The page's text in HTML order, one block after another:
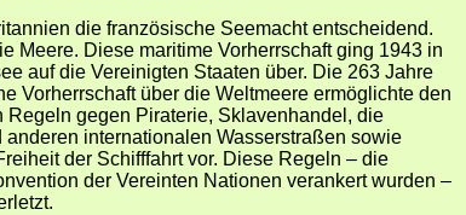
die französische Seemacht entscheidend.
Meere. Diese maritime Vorherrschaft ging 1943 in
auf die Vereinigten Staaten über. Die 263 Jahre
Vorherrschaft über die Weltmeere ermöglichte den
Regeln gegen Piraterie, Sklavenhandel, die
internationalen Wasserstraßen sowie
der Schifffahrt vor. Diese Regeln – die
der Vereinten Nationen verankert wurden –